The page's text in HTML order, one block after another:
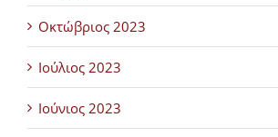
Οκτώβριος 2023
Ιούλιος 2023
Ιούνιος 2023